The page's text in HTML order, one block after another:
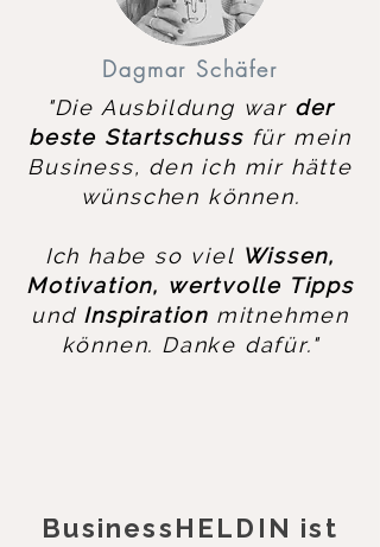
Dagmar Schäfer
"Die Ausbildung war der
beste Startschussfür mein
Business, den ich mir hätte
wünschen können.
Ich habe so viel Wissen,
Motivation, wertvolle Tipps
undInspiration mitnehmen
können. Danke dafür."
BusinessHELDIN ist